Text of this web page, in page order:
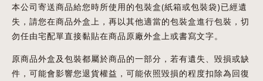
本公司寄送商品給您時所使用的包裝盒(紙箱或包裝袋)已經遺
失，請您在商品外盒上，再以其他適當的包裝盒進行包裝，切
勿任由宅配單直接黏貼在商品原廠外盒上或書寫文字。
原商品外盒及包裝都屬於商品的一部分，若有遺失、毀損或缺
件，可能會影響您退貨權益，可能依照毀損的程度扣除為回復